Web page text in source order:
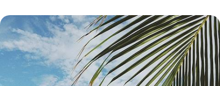
Après La Barbade, Grenade - Deux îles pour une
romance sur sable fin
Main dans la main, passer d'une île à l'autre, d'une plage à l'autre, d'un
moment à l'autre dans la douceur des Caraïbes
10 jours, de 6000 à 7600 €